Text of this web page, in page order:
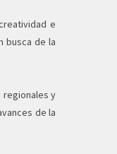
e
busca de la
regionales y
de la